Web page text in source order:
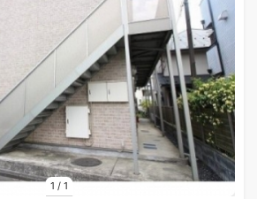
1 / 1